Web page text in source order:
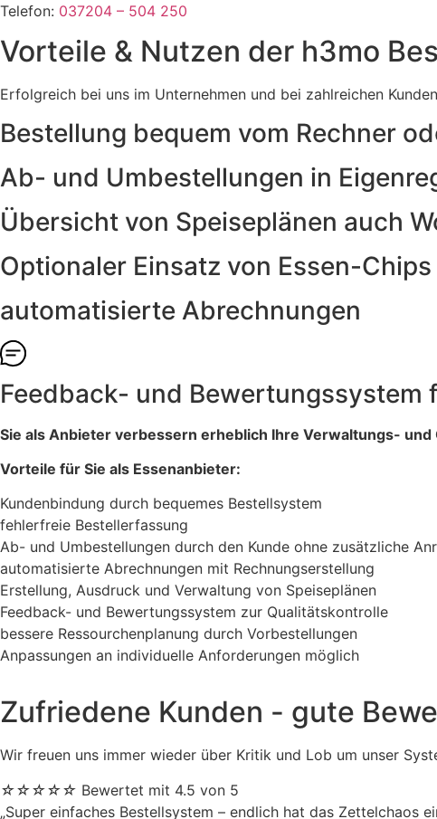
Telefon: 037204 – 504 250
Vorteile & Nutzen der h3mo
Erfolgreich bei uns im Unternehmen und bei zahlreichen
Bestellung bequem vom Rechner
Ab- und Umbestellungen in
Übersicht von Speiseplänen auch
Optionaler Einsatz von Essen-
automatisierte Abrechnungen
Feedback- und Bewertungssystem
Sie als Anbieter verbessern erheblich Ihre Verwaltungs-
Vorteile für Sie als Essenanbieter:
Kundenbindung durch bequemes Bestellsystem
fehlerfreie Bestellerfassung
Ab- und Umbestellungen durch den Kunde ohne zusätzliche
automatisierte Abrechnungen mit Rechnungserstellung
Erstellung, Ausdruck und Verwaltung von Speiseplänen
Feedback- und Bewertungssystem zur Qualitätskontrolle
bessere Ressourchenplanung durch Vorbestellungen
Anpassungen an individuelle Anforderungen möglich
Zufriedene Kunden - gute
Wir freuen uns immer wieder über Kritik und Lob um unser
☆☆☆☆☆ Bewertet mit 4.5 von 5
„Super einfaches Bestellsystem – endlich hat das Zettelchaos